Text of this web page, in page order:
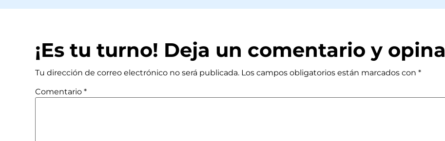
¡Es tu turno! Deja un comentario y opina
Tu dirección de correo electrónico no será publicada. Los campos obligatorios están marcados con *
Comentario *